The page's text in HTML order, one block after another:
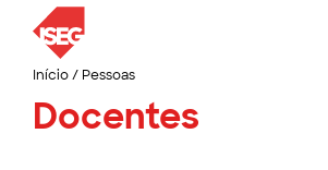
Início/ Pessoas
Docentes